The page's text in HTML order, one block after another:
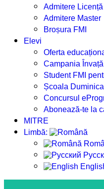
Admitere Licență
Admitere Master
Broșura FMI
Elevi
Oferta
Campania
Student FMI
Școala
Concursul
Abonează-te la
MITRE
Limbă: